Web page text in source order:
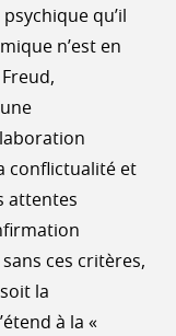
qu’il
n’est en
conflictualité et
attentes
ces critères,
la
à la «